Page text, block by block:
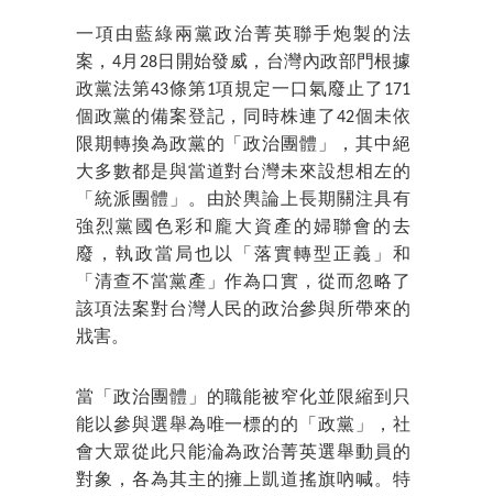
一項由藍綠兩黨政治菁英聯手炮製的法
案，4月28日開始發威，台灣內政部門根據
政黨法第43條第1項規定一口氣廢止了171
個政黨的備案登記，同時株連了42個未依
限期轉換為政黨的「政治團體」，其中絕
大多數都是與當道對台灣未來設想相左的
「統派團體」。由於輿論上長期關注具有
強烈黨國色彩和龐大資產的婦聯會的去
廢，執政當局也以「落實轉型正義」和
「清查不當黨產」作為口實，從而忽略了
該項法案對台灣人民的政治參與所帶來的
戕害。
當「政治團體」的職能被窄化並限縮到只
能以參與選舉為唯一標的的「政黨」，社
會大眾從此只能淪為政治菁英選舉動員的
對象，各為其主的擁上凱道搖旗吶喊。特